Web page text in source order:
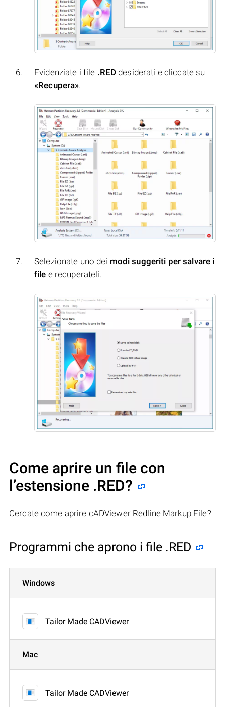
Evidenziate i file .RED desiderati e cliccate su
«Recupera».
Selezionate uno dei modi suggeriti per salvare i
file e recuperateli.
Come aprire un file con
l’estensione .RED?
Cercate come aprire cADViewer Redline Markup File?
Programmi che aprono i file .RED
Windows
Tailor Made CADViewer
Mac
Tailor Made CADViewer